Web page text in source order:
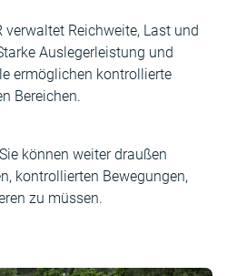
verwaltet Reichweite, Last und
Auslegerleistung und
ermöglichen kontrollierte
Bereichen.
können weiter draußen
kontrollierten Bewegungen,
zu müssen.